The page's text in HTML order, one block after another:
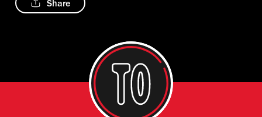
Share